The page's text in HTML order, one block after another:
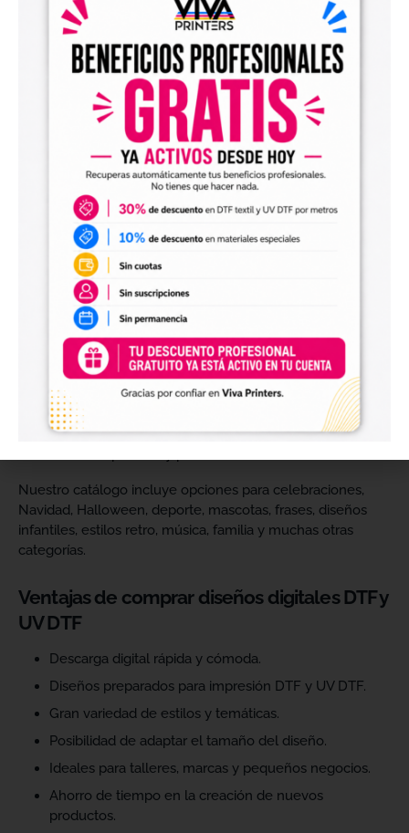
el archivo en tu programa de impresión y producirlo con tu
maquinaria DTF.
Diseños digitales para impresión UV DTF
También encontrarás diseños digitales para UV DTF
perfectos para personalizar vasos, botellas, termos, cajas,
envases, artículos promocionales y otras superficies rígidas
Estos diseños permiten incorporar nuevas opciones a tu
catálogo de personalización de objetos y preparar
producciones propias utilizando tu impresora UV DTF o tu
proveedor habitual de impresión.
Archivos digitales para negocios de
personalización
Comprar diseños digitales es una solución práctica para
profesionales que quieren ahorrar tiempo, renovar su
catálogo y ofrecer más variedad de productos a sus
clientes. Podrás escoger diseños de diferentes estilos,
Nuestro catálogo incluye opciones para celebraciones,
Navidad, Halloween, deporte, mascotas, frases, diseños
infantiles, estilos retro, música, familia y muchas otras
categorías.
Ventajas de comprar diseños digitales DTF y
UV DTF
Descarga digital rápida y cómoda.
Diseños preparados para impresión DTF y UV DTF.
Gran variedad de estilos y temáticas.
Posibilidad de adaptar el tamaño del diseño.
Ideales para talleres, marcas y pequeños negocios.
Ahorro de tiempo en la creación de nuevos
productos.